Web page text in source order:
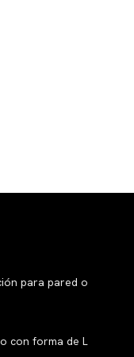
para pared o
con forma de L